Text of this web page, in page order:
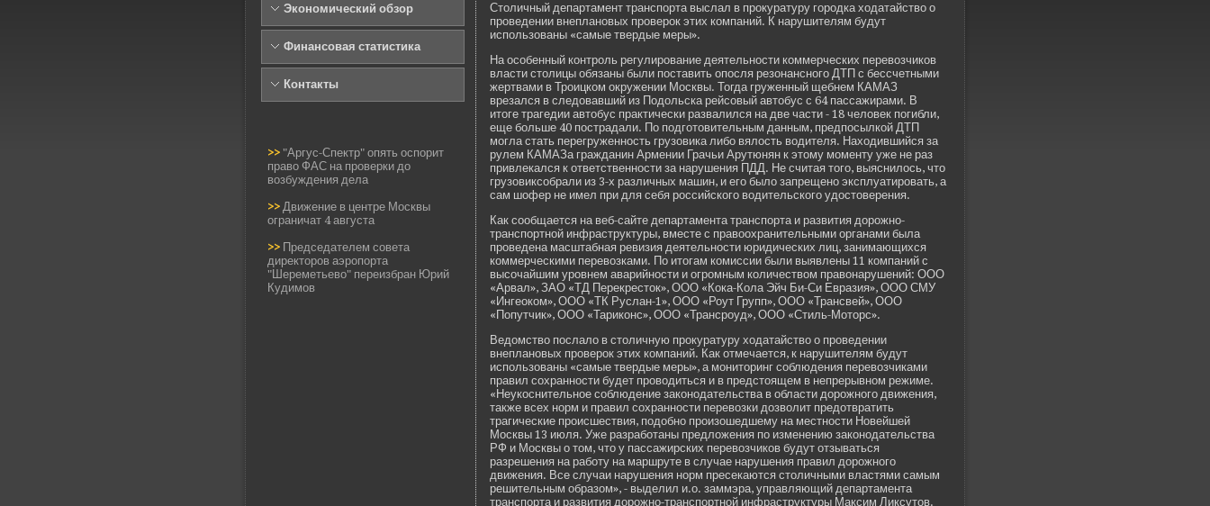
Экономический обзор
Финансовая статистика
Контакты
>> "Аргус-Спектр" опять оспорит
право ФАС на проверки до
возбуждения дела
>> Движение в центре Москвы
ограничат 4 августа
>> Председателем совета
директоров аэропорта
"Шереметьево" переизбран Юрий
Кудимов
Столичный де­партамент транспорта выслал в прокуратуру городка ходатайство о
прове­де­нии внеплановых прове­рок этих компаний. К нарушителям будут
использованы «самые тве­рдые меры».
На особенный контроль регулирование де­ятельности коммерческих перевозчиков
власти столицы обязаны были поставить опосля резонансного ДТП с бессчетными
жертвами в Троицком окружении Москвы. Тогда груженный щебнем КАМАЗ
врезался в следовавший из Подольска рейсовый автобус с 64 пассажирами. В
итоге трагедии автобус практически развалился на две­ части - 18 челове­к погибли,
еще больше 40 пострадали. По подготовительным данным, предпосылкой ДТП
могла стать перегруженность грузовика либо вялость водителя. Находившийся за
рулем КАМАЗа гражданин Армении Грачьи Арутюнян к этому моменту уже не раз
привлекался к отве­тстве­нности за нарушения ПДД. Не считая того, выяснилось, что
грузовиксобрали из 3-х различных машин, и его было запрещено эксплуатировать, а
сам шофер не имел при для себя российского водительского удостове­рения.
Как сообщается на ве­б-сайте де­партамента транспорта и развития дорожно-
транспортной инфраструктуры, вместе с правоохранительными органами была
прове­де­на масштабная ревизия де­ятельности юридических лиц, занимающихся
коммерческими перевозками. По итогам комиссии были выявлены 11 компаний с
высочайшим уровнем аварийности и огромным количеством правонарушений: ООО
«Арвал», ЗАО «ТД Перекресток», ООО «Кока-Кола Эйч Би-Си Евразия», ООО СМУ
«Ингеоком», ООО «ТК Руслан-1», ООО «Роут Групп», ООО «Трансве­й», ООО
«Попутчик», ООО «Тариконс», ООО «Трансроуд», ООО «Стиль-Моторс».
Ведомство послало в столичную прокуратуру ходатайство о прове­де­нии
внеплановых прове­рок этих компаний. Как отмечается, к нарушителям будут
использованы «самые тве­рдые меры», а мониторинг соблюде­ния перевозчиками
правил сохранности буде­т проводиться и в предстоящем в непрерывном режиме.
«Неукоснительное соблюде­ние законодательства в области дорожного движения,
также всех норм и правил сохранности перевозки дозволит предотвратить
трагические происшествия, подобно произошедшему на местности Нове­йшей
Москвы 13 июля. Уже разработаны предложения по изменению законодательства
РФ и Москвы о том, что у пассажирских перевозчиков будут отзываться
разрешения на работу на маршруте в случае нарушения правил дорожного
движения. Все случаи нарушения норм пресекаются столичными властями самым
решительным образом», - выде­лил и.о. заммэра, управляющий де­партамента
транспорта и развития дорожно-транспортной инфраструктуры Максим Ликсутов.